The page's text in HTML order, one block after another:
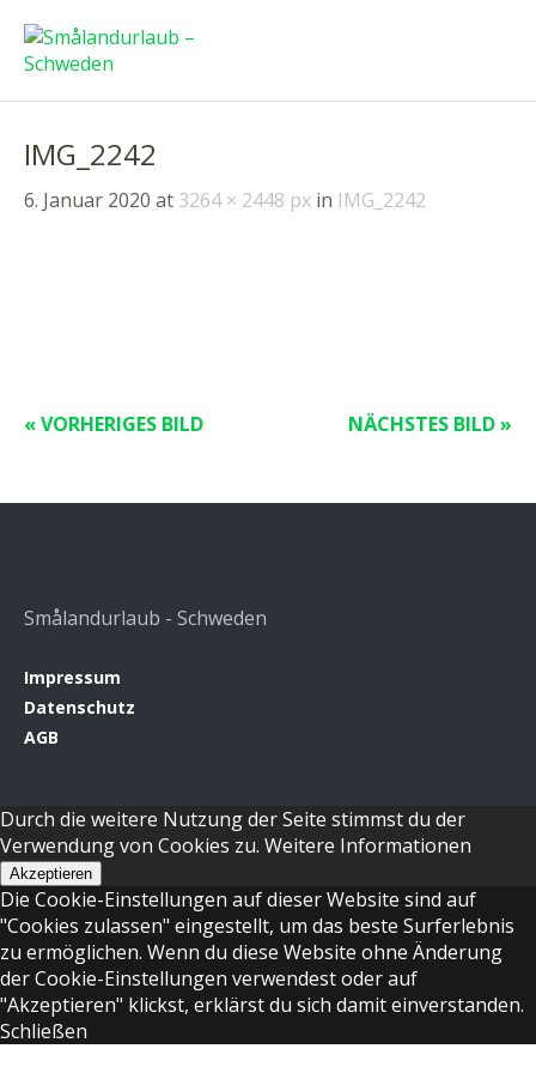
IMG_2242
6. Januar 2020 at 3264 × 2448 px in IMG_2242
« VORHERIGES BILD NÄCHSTES BILD »
Smålandurlaub - Schweden
Impressum
Datenschutz
AGB
Durch die weitere Nutzung der Seite stimmst du der
Verwendung von Cookies zu. Weitere Informationen
Akzeptieren
Die Cookie-Einstellungen auf dieser Website sind auf
"Cookies zulassen" eingestellt, um das beste Surferlebnis
zu ermöglichen. Wenn du diese Website ohne Änderung
der Cookie-Einstellungen verwendest oder auf
"Akzeptieren" klickst, erklärst du sich damit einverstanden.
Schließen